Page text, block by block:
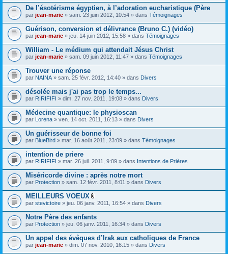
De l’ésotérisme égyptien, à l’adoration eucharistique (Père
par jean-marie » sam. 23 juin 2012, 10:54 » dans Témoignages
Guérison, conversion et délivrance (Bruno C.) (vidéo)
par jean-marie » jeu. 14 juin 2012, 15:58 » dans Témoignages
William - Le médium qui attendait Jésus Christ
par jean-marie » sam. 09 juin 2012, 11:47 » dans Témoignages
Trouver une réponse
par NAINA » sam. 25 févr. 2012, 14:40 » dans Divers
désolée mais j'ai pas trop le temps...
par RIRIFIFI » dim. 27 nov. 2011, 19:08 » dans Divers
Médecine quantique: le physioscan
par Lorena » ven. 14 oct. 2011, 16:13 » dans Divers
Un guérisseur de bonne foi
par BlueBird » mar. 16 août 2011, 23:09 » dans Témoignages
intention de priere
par RIRIFIFI » mar. 26 juil. 2011, 9:09 » dans Intentions de Prières
Miséricorde divine : après notre mort
par Protection » sam. 12 févr. 2011, 8:01 » dans Divers
MEILLEURS VOEUX
F
c
h
e
(
par stevictoire » jeu. 06 janv. 2011, 16:54 » dans Divers
Notre Père des enfants
par Protection » jeu. 06 janv. 2011, 16:34 » dans Divers
Un appel des évêques d’Irak aux catholiques de France
par jean-marie » dim. 07 nov. 2010, 16:15 » dans Divers